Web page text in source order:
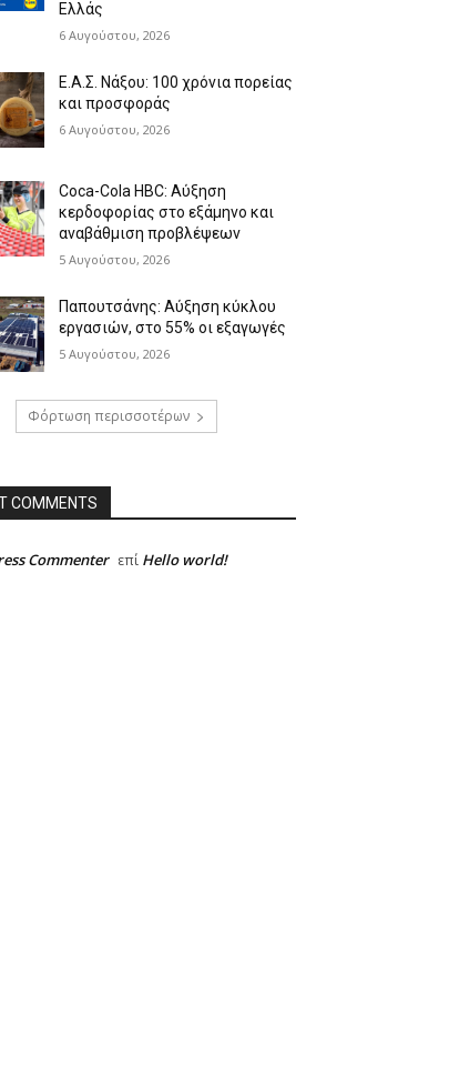
Ελλάς
6 Αυγούστου, 2026
Ε.Α.Σ. Νάξου: 100 χρόνια πορείας
και προσφοράς
6 Αυγούστου, 2026
Coca-Cola HBC: Αύξηση
κερδοφορίας στο εξάμηνο και
αναβάθμιση προβλέψεων
5 Αυγούστου, 2026
Παπουτσάνης: Αύξηση κύκλου
εργασιών, στο 55% οι εξαγωγές
5 Αυγούστου, 2026
Φόρτωση περισσοτέρων
COMMENTS
Commenter επί Hello world!